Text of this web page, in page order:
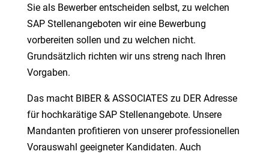
Sie als Bewerber entscheiden selbst, zu welchen
SAP Stellenangeboten wir eine Bewerbung
vorbereiten sollen und zu welchen nicht.
Grundsätzlich richten wir uns streng nach Ihren
Vorgaben.
Das macht BIBER & ASSOCIATES zu DER Adresse
für hochkarätige SAP Stellenangebote. Unsere
Mandanten profitieren von unserer professionellen
Vorauswahl geeigneter Kandidaten. Auch